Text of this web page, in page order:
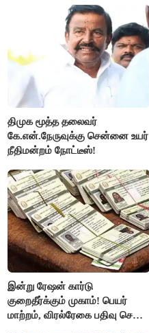
ரஜினிகாந்த்..!
திமுக மூத்த தலைவர்
கே.என்.நேருவுக்கு சென்னை உயர்
நீதிமன்றம் நோட்டீஸ்!
இன்று ரேஷன் கார்டு
குறைதீர்க்கும் முகாம்! பெயர்
மாற்றம், விரல்ரேகை பதிவு செய்ய